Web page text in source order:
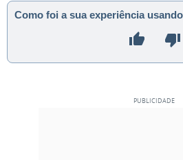
Como foi a sua experiência